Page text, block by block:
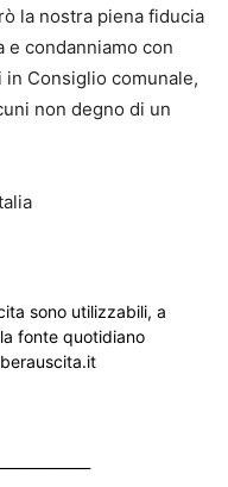
la nostra piena fiducia
e condanniamo con
in Consiglio comunale,
non degno di un
sono utilizzabili, a
fonte quotidiano